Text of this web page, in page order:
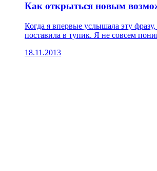
Как открыться новым
Когда я впервые услышала эту
поставила в тупик. Я не совсем
18.11.2013